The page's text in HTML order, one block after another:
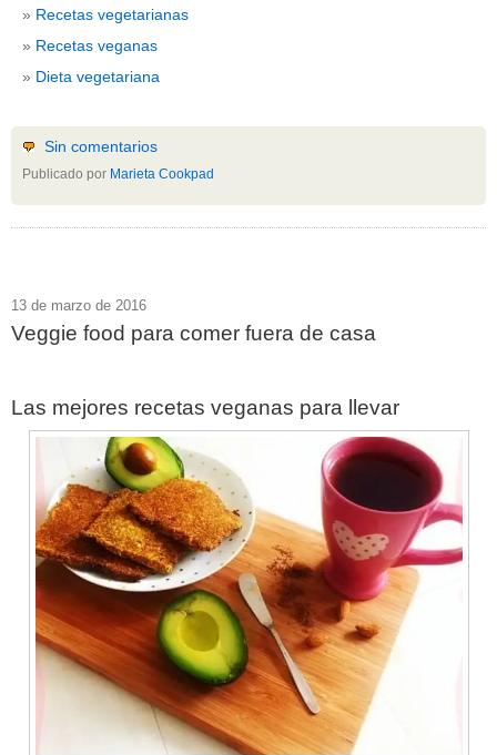
Recetas vegetarianas
Recetas veganas
Dieta vegetariana
Sin comentarios
Publicado por Marieta Cookpad
13 de marzo de 2016
Veggie food para comer fuera de casa
Las mejores recetas veganas para llevar